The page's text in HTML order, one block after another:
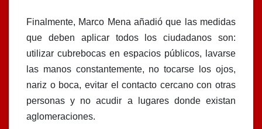
Finalmente, Marco Mena añadió que las medidas
que deben aplicar todos los ciudadanos son:
utilizar cubrebocas en espacios públicos, lavarse
las manos constantemente, no tocarse los ojos,
nariz o boca, evitar el contacto cercano con otras
personas y no acudir a lugares donde existan
aglomeraciones.